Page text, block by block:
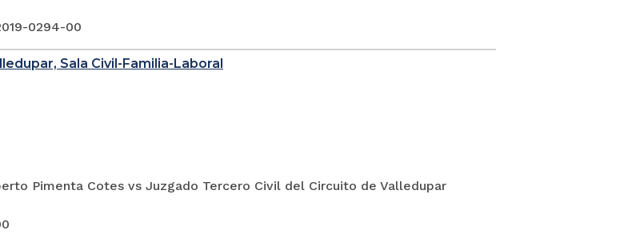
0294-00
Sala Civil-Familia-Laboral
Pimenta Cotes vs Juzgado Tercero Civil del Circuito de Valledupar